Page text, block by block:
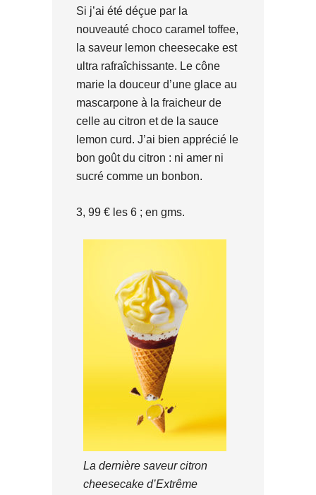
Si j’ai été déçue par la
nouveauté choco caramel toffee,
la saveur lemon cheesecake est
ultra rafraîchissante. Le cône
marie la douceur d’une glace au
mascarpone à la fraicheur de
celle au citron et de la sauce
lemon curd. J’ai bien apprécié le
bon goût du citron : ni amer ni
sucré comme un bonbon.
3, 99 € les 6 ; en gms.
La dernière saveur citron
cheesecake d’Extrême